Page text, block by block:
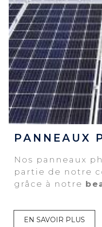
PANNEAUX
Nos panneaux
partie de notre
grâce à notre
EN SAVOIR PLUS